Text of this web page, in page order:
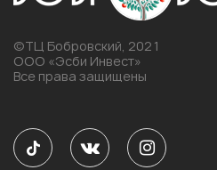
©ТЦ Бобровский, 2021
ООО «Эсби Инвест»
Все права защищены